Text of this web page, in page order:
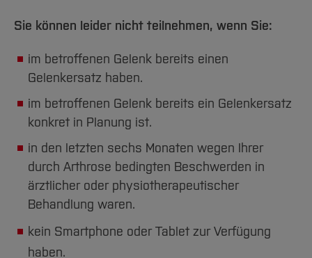
Sie können leider nicht teilnehmen, wenn Sie:
im betroffenen Gelenk bereits einen
Gelenkersatz haben.
im betroffenen Gelenk bereits ein Gelenkersatz
konkret in Planung ist.
in den letzten sechs Monaten wegen Ihrer
durch Arthrose bedingten Beschwerden in
ärztlicher oder physiotherapeutischer
Behandlung waren.
kein Smartphone oder Tablet zur Verfügung
haben.